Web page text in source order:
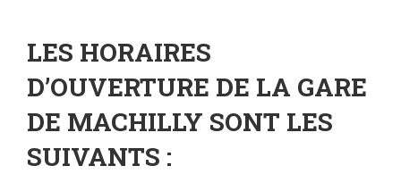
LES HORAIRES
D’OUVERTURE DE LA GARE
DE MACHILLY SONT LES
SUIVANTS :